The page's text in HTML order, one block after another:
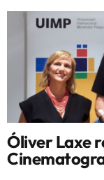
Óliver Laxe